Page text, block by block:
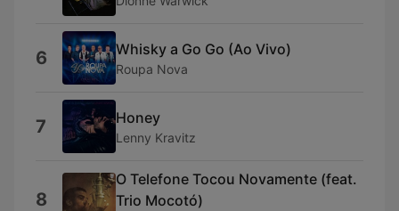
6 Whisky a Go Go (Ao Vivo)
Roupa Nova
7 Honey
Lenny Kravitz
8
O Telefone Tocou Novamente (feat.
Trio Mocotó)